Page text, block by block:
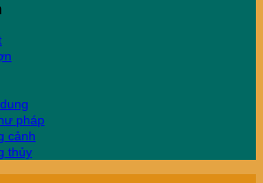
pháp
cảnh
thủy